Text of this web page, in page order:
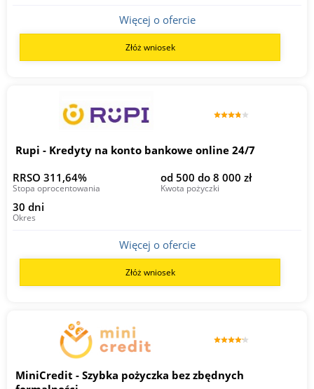
Więcej o ofercie
Złóż wniosek
Rupi - Kredyty na konto bankowe online 24/7
RRSO 311,64%
Stopa oprocentowania
od 500 do 8 000 zł
Kwota pożyczki
30 dni
Okres
Więcej o ofercie
Złóż wniosek
MiniCredit - Szybka pożyczka bez zbędnych